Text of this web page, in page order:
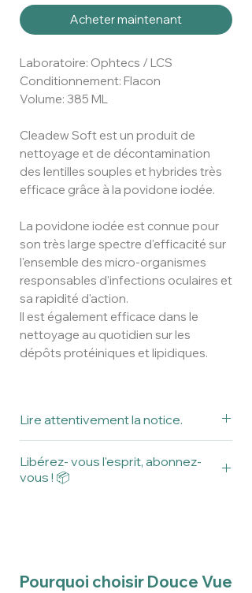
Acheter maintenant
Laboratoire: Ophtecs / LCS
Conditionnement: Flacon
Volume: 385 ML
Cleadew Soft est un produit de
nettoyage et de décontamination
des lentilles souples et hybrides très
efficace grâce à la povidone iodée.
La povidone iodée est connue pour
son très large spectre d'efficacité sur
l'ensemble des micro-organismes
responsables d'infections oculaires et
sa rapidité d'action.
Il est également efficace dans le
nettoyage au quotidien sur les
dépôts protéiniques et lipidiques.
Lire attentivement la notice.
Veuillez lire attentivement la notice
avant utilisation.
Libérez- vous l'esprit, abonnez-
vous ! 📦
Pourquoi choisir Douce Vue